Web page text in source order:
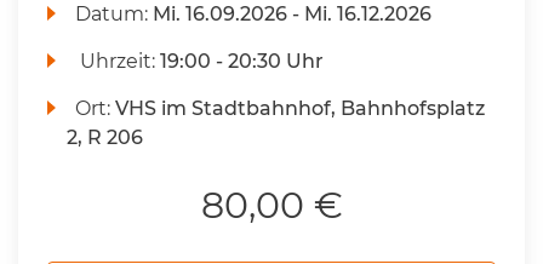
Datum: Mi. 16.09.2026 - Mi. 16.12.2026
Uhrzeit:19:00 - 20:30 Uhr
Ort:VHS im Stadtbahnhof, Bahnhofsplatz
2, R 206
80,00 €